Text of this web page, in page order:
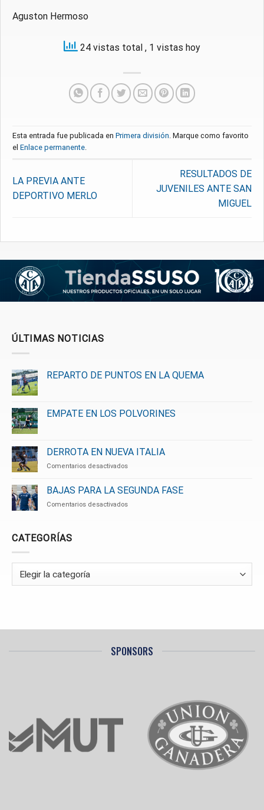
Aguston Hermoso
24 vistas total , 1 vistas hoy
Esta entrada fue publicada en Primera división. Marque como favorito
el Enlace permanente.
LA PREVIA ANTE
DEPORTIVO MERLO
RESULTADOS DE
JUVENILES ANTE SAN
MIGUEL
ÚLTIMAS NOTICIAS
REPARTO DE PUNTOS EN LA QUEMA
EMPATE EN LOS POLVORINES
DERROTA EN NUEVA ITALIA
Comentarios desactivadosen
EN
NUEVA
ITALIA
BAJAS PARA LA SEGUNDA FASE
Comentarios desactivadosen
CATEGORÍAS
Categorías
SPONSORS